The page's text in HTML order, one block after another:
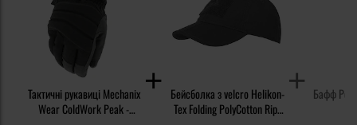
Тактичні рукавиці Mechanix
Wear ColdWork Peak -
Бейсболка з velcro Helikon-
Tex Folding PolyCotton Rip-
Бафф